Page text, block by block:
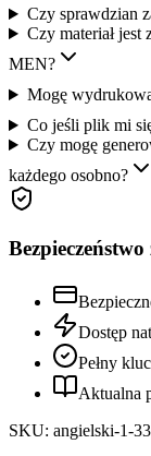
Czy sprawdzian
Czy materiał jest
MEN?
Mogę
Co jeśli plik mi
Czy mogę
każdego osobno?
Dostęp
Pełny
Aktualna
SKU: angielski-1-